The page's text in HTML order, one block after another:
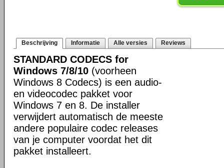
Beschrijving Informatie Alle versies Reviews
STANDARD CODECS for
Windows 7/8/10 (voorheen
Windows 8 Codecs) is een audio-
en videocodec pakket voor
Windows 7 en 8. De installer
verwijdert automatisch de meeste
andere populaire codec releases
van je computer voordat het dit
pakket installeert.